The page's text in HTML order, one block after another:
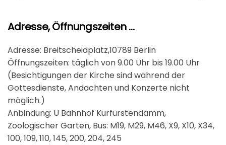
Adresse, Öffnungszeiten …
Adresse: Breitscheidplatz,10789 Berlin
Öffnungszeiten: täglich von 9.00 Uhr bis 19.00 Uhr
(Besichtigungen der Kirche sind während der
Gottesdienste, Andachten und Konzerte nicht
möglich.)
Anbindung: U Bahnhof Kurfürstendamm,
Zoologischer Garten, Bus: M19, M29, M46, X9, X10, X34,
100, 109, 110, 145, 200, 204, 245